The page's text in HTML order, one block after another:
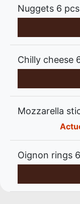
Nuggets 6 pcs
Chilly cheese
Mozzarella
Oignon rings